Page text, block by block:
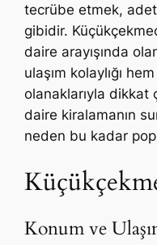
tecrübe etmek,
gibidir.
daire arayışında
ulaşım kolaylığı
olanaklarıyla dikkat
daire kiralamanın
neden bu kadar
Konum ve